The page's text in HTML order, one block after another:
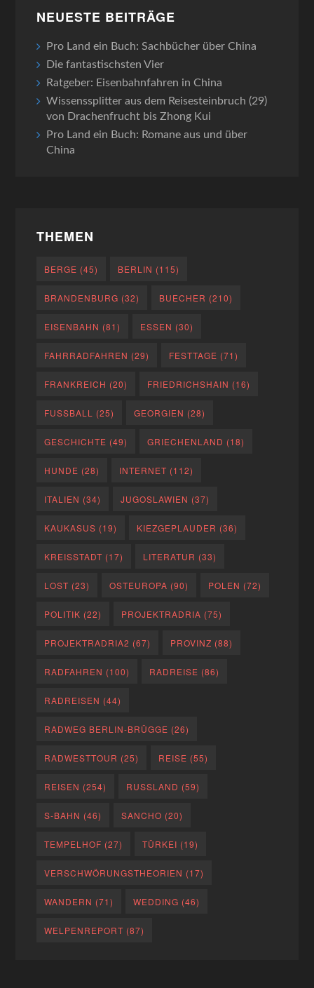
NEUESTE BEITRÄGE
Pro Land ein Buch: Sachbücher über China
Die fantastischsten Vier
Ratgeber: Eisenbahnfahren in China
Wissenssplitter aus dem Reisesteinbruch (29)
von Drachenfrucht bis Zhong Kui
Pro Land ein Buch: Romane aus und über
China
THEMEN
BERGE (45) BERLIN (115)
BRANDENBURG (32) BUECHER (210)
EISENBAHN (81) ESSEN (30)
FAHRRADFAHREN (29) FESTTAGE (71)
FRANKREICH (20) FRIEDRICHSHAIN (16)
FUSSBALL (25) GEORGIEN (28)
GESCHICHTE (49) GRIECHENLAND (18)
HUNDE (28) INTERNET (112)
ITALIEN (34) JUGOSLAWIEN (37)
KAUKASUS (19) KIEZGEPLAUDER (36)
KREISSTADT (17) LITERATUR (33)
LOST (23) OSTEUROPA (90) POLEN (72)
POLITIK (22) PROJEKTRADRIA (75)
PROJEKTRADRIA2 (67) PROVINZ (88)
RADFAHREN (100) RADREISE (86)
RADREISEN (44)
RADWEG BERLIN-BRÜGGE (26)
RADWESTTOUR (25) REISE (55)
REISEN (254) RUSSLAND (59)
S-BAHN (46) SANCHO (20)
TEMPELHOF (27) TÜRKEI (19)
VERSCHWÖRUNGSTHEORIEN (17)
WANDERN (71) WEDDING (46)
WELPENREPORT (87)